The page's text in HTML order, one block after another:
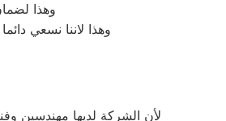
وهذا
وهذا لاننا نسعي
لأن الشركة لديها مهندسين